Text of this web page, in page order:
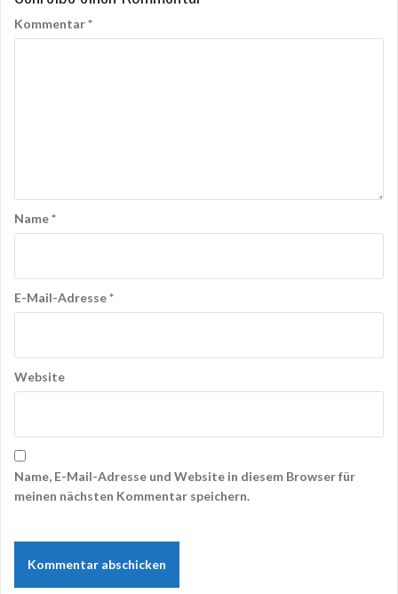
Kommentar*
Name*
E-Mail-Adresse*
Website
Name, E-Mail-Adresse und Website in diesem Browser für
meinen nächsten Kommentar speichern.